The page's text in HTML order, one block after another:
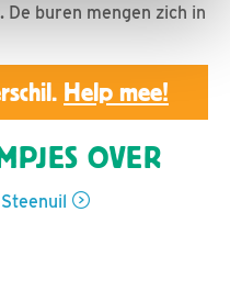
buren mengen zich in
Help mee!
OVER
Steenuil